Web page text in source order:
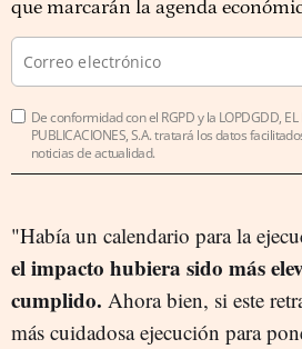
que marcarán la agenda
De conformidad con el RGPD y la LOPDGDD, EL
PUBLICACIONES, S.A. tratará los datos
noticias de actualidad.
"Había un calendario para la
el impacto hubiera sido más
cumplido. Ahora bien, si este
más cuidadosa ejecución para